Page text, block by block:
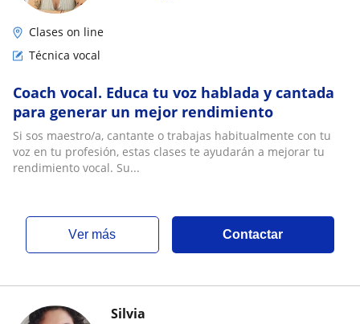
Clases on line
Técnica vocal
Coach vocal. Educa tu voz hablada y cantada
para generar un mejor rendimiento
Si sos maestro/a, cantante o trabajas habitualmente con tu
voz en tu profesión, estas clases te ayudarán a mejorar tu
rendimiento vocal. Su...
ver más Contactar
Silvia